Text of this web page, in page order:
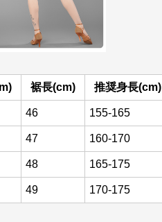
裾長(cm) 推奨身長(cm)
46 155-165
47 160-170
48 165-175
49 170-175